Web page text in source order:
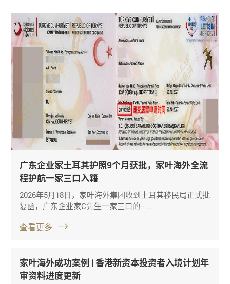
广东企业家土耳其护照9个月获批，家叶海外全流
程护航一家三口入籍
2026年5月18日，家叶海外集团收到土耳其移民局正式批
复函，广东企业家C先生一家三口的···…
查看更多
家叶海外成功案例 | 香港新资本投资者入境计划年
审资料进度更新